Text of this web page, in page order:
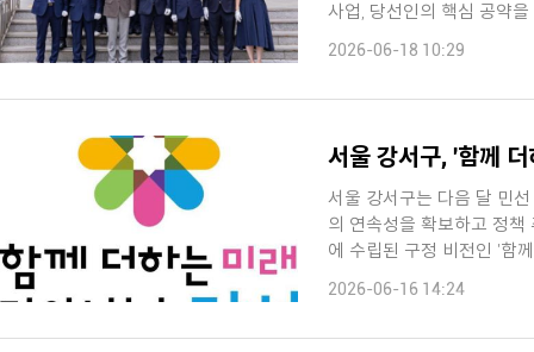
사업, 당선인의 핵심 공약을 점검할 계획입니
는 ...
2026-06-18 10:29
서울 강서구는 다음 달 민
의 연속성을 확보하고 정책 추
2026-06-16 14:24